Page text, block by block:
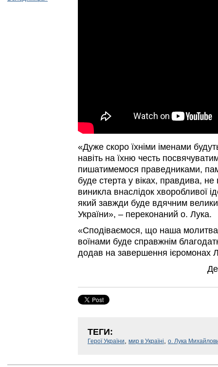
«Дуже скоро їхніми іменами
навіть на їхню честь
пишатимемося праведниками,
буде стерта у віках, правдива,
виникла внаслідок хворобливої
який завжди буде вдячним
України», – переконаний о. Лука.
«Сподіваємося, що наша
воїнами буде справжнім
додав на завершення ієромонах
ТЕГИ:
Герої України, мир в Україні, о. Лука